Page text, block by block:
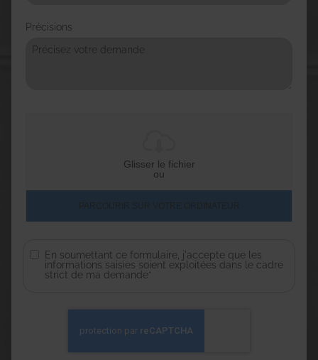
Précisions
Glisser le fichier
ou
PARCOURIR SUR VOTRE ORDINATEUR
En soumettant ce formulaire, j'accepte que les
informations saisies soient exploitées dans le cadre
strict de ma demande*